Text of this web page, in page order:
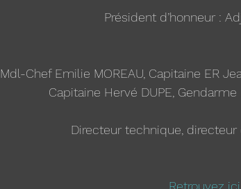
Président d’honneur :
Mdl-Chef Emilie MOREAU, Capitaine ER
Capitaine Hervé DUPE, Gendarme
Directeur technique,
Retrouvez